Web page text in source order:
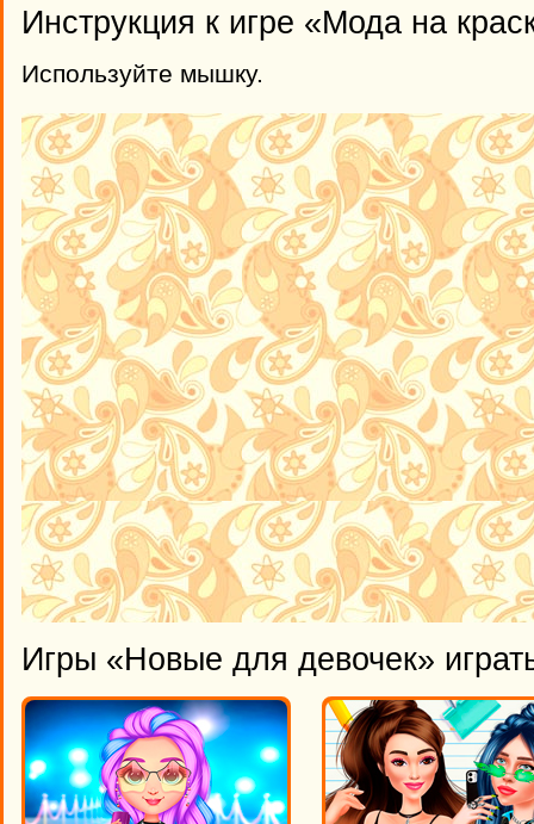
Инструкция к игре «Мода на
Используйте мышку.
Игры «Новые для девочек»